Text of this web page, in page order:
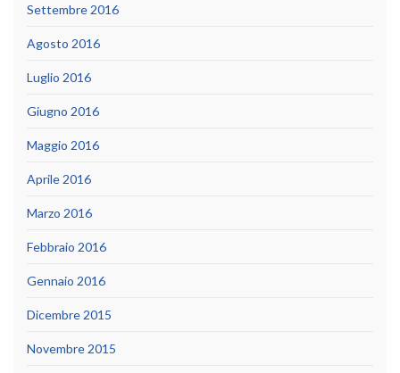
Settembre 2016
Agosto 2016
Luglio 2016
Giugno 2016
Maggio 2016
Aprile 2016
Marzo 2016
Febbraio 2016
Gennaio 2016
Dicembre 2015
Novembre 2015